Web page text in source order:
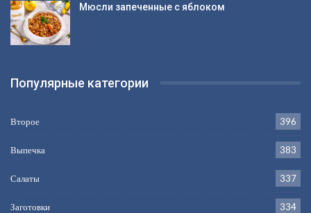
Мюсли запеченные с яблоком
Популярные категории
Второе 396
Выпечка 383
Салаты 337
Заготовки 334